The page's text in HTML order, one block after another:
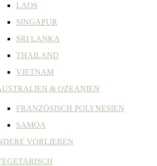
LAOS
SINGAPUR
SRI LANKA
THAILAND
VIETNAM
& OZEANIEN
FRANZÖSISCH POLYNESIEN
SAMOA
VORLIEBEN